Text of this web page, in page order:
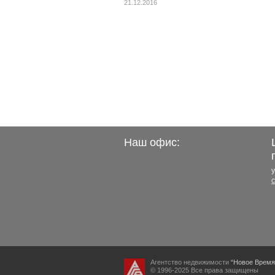
21.12.2016
Наш офис:
Агентство недвижимости “Новое
© 1996-2025 Все права защищены